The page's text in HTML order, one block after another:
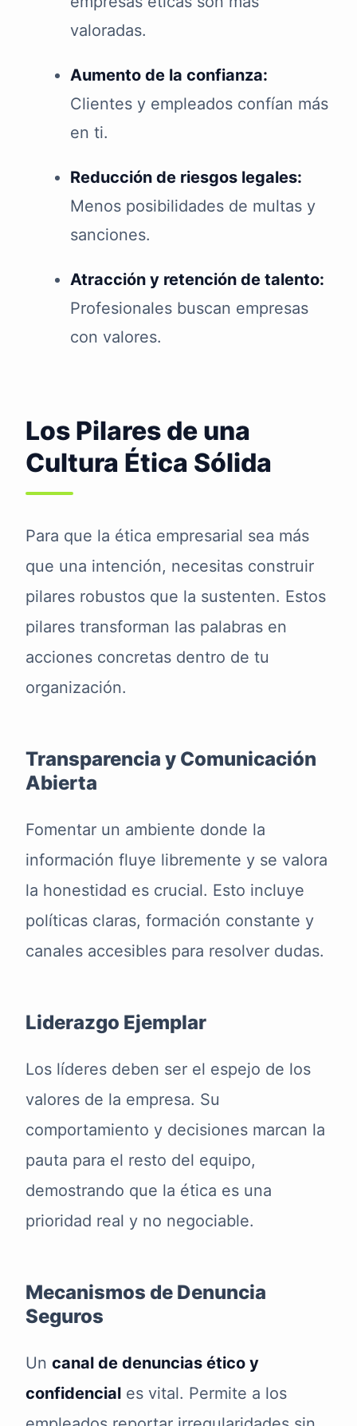
valoradas.
Aumento de la confianza:
Clientes y empleados confían más
en ti.
Reducción de riesgos legales:
Menos posibilidades de multas y
sanciones.
Atracción y retención de talento:
Profesionales buscan empresas
con valores.
Los Pilares de una
Cultura Ética Sólida
Para que la ética empresarial sea más
que una intención, necesitas construir
pilares robustos que la sustenten. Estos
pilares transforman las palabras en
acciones concretas dentro de tu
organización.
Transparencia y Comunicación
Abierta
Fomentar un ambiente donde la
información fluye libremente y se valora
la honestidad es crucial. Esto incluye
políticas claras, formación constante y
canales accesibles para resolver dudas.
Liderazgo Ejemplar
Los líderes deben ser el espejo de los
valores de la empresa. Su
comportamiento y decisiones marcan la
pauta para el resto del equipo,
demostrando que la ética es una
prioridad real y no negociable.
Mecanismos de Denuncia
Seguros
Un canal de denuncias ético y
confidencial es vital. Permite a los